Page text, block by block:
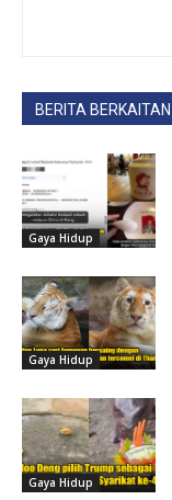
BERITA BERKAITAN
Gaya Hidup
Gaya Hidup
Gaya Hidup